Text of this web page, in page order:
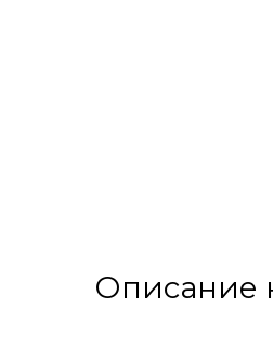
Описание